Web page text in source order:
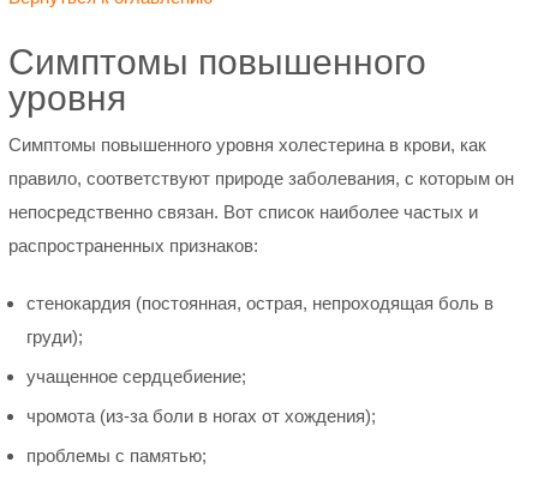
Симптомы повышенного
уровня
Симптомы повышенного уровня холестерина в крови, как
правило, соответствуют природе заболевания, с которым он
непосредственно связан. Вот список наиболее частых и
распространенных признаков:
стенокардия (постоянная, острая, непроходящая боль в
груди);
учащенное сердцебиение;
чромота (из-за боли в ногах от хождения);
проблемы с памятью;